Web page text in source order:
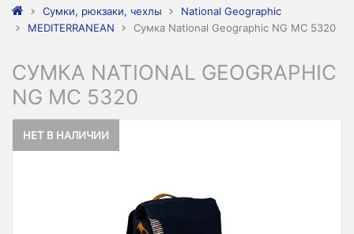
Сумки, рюкзаки, чехлы
National Geographic
MEDITERRANEAN
Сумка National Geographic NG MC 5320
СУМКА NATIONAL GEOGRAPHIC
NG MC 5320
НЕТ В НАЛИЧИИ